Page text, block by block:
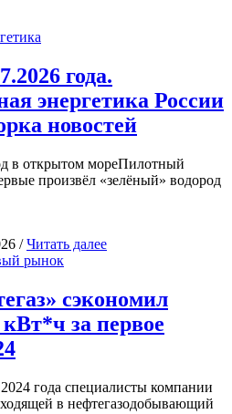
года.
энергетика России
новостей
в открытом мореПилотный
произвёл «зелёный» водород
/Читать далее
рынок
сэкономил
за первое
года специалисты компании
в нефтегазодобывающий